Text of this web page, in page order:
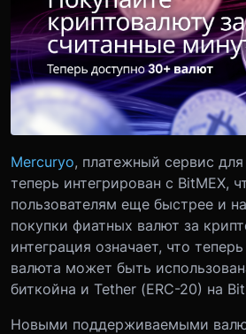
Mercuryo, платежный сервис
теперь интегрирован с BitMEX,
пользователям еще быстрее и
покупки фиатных валют за
интеграция означает, что
валюта может быть
биткойна и Tether (ERC-20) на
Новыми поддерживаемыми